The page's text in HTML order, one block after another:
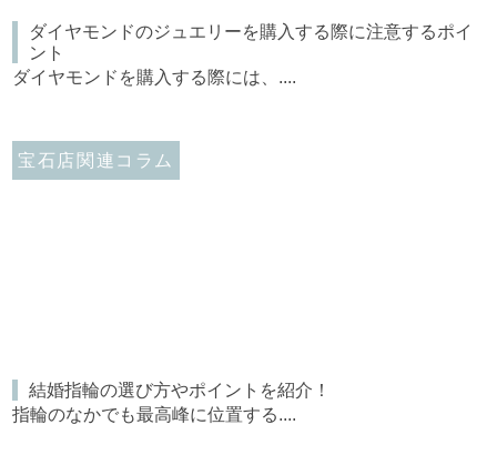
ダイヤモンドのジュエリーを購入する際に注意するポイ
ント
ダイヤモンドを購入する際には、....
宝石店関連コラム
結婚指輪の選び方やポイントを紹介！
指輪のなかでも最高峰に位置する....